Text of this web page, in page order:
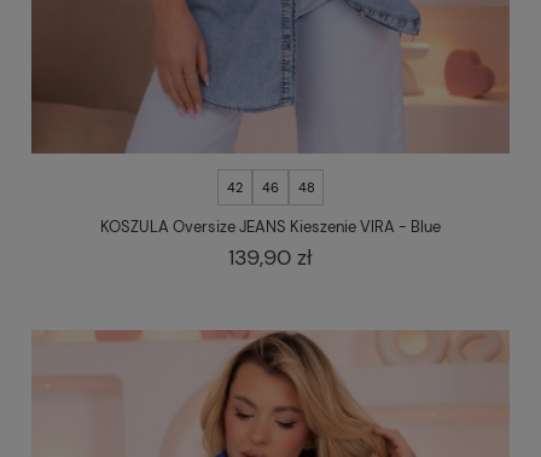
42 46 48
KOSZULA Oversize JEANS Kieszenie VIRA - Blue
139,90 zł